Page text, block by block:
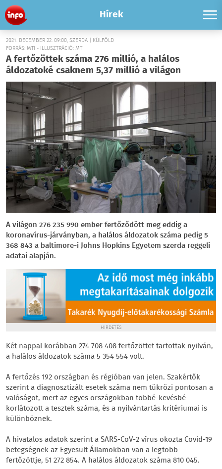
Hírek
2021. DECEMBER 22. 09:00, SZERDA | KÜLFÖLD
FORRÁS: MTI - ILLUSZTRÁCIÓ: MTI
A fertőzöttek száma 276 millió, a halálos
áldozatoké csaknem 5,37 millió a világon
A világon 276 235 990 ember fertőződött meg eddig a
koronavírus-járványban, a halálos áldozatok száma pedig 5
368 843 a baltimore-i Johns Hopkins Egyetem szerda reggeli
adatai alapján.
HIRDETÉS
Két nappal korábban 274 708 408 fertőzöttet tartottak nyilván,
a halálos áldozatok száma 5 354 554 volt.
A fertőzés 192 országban és régióban van jelen. Szakértők
szerint a diagnosztizált esetek száma nem tükrözi pontosan a
valóságot, mert az egyes országokban többé-kevésbé
korlátozott a tesztek száma, és a nyilvántartás kritériumai is
különböznek.
A hivatalos adatok szerint a SARS-CoV-2 vírus okozta Covid-19
betegségnek az Egyesült Államokban van a legtöbb
fertőzöttje, 51 272 854. A halálos áldozatok száma 810 045.